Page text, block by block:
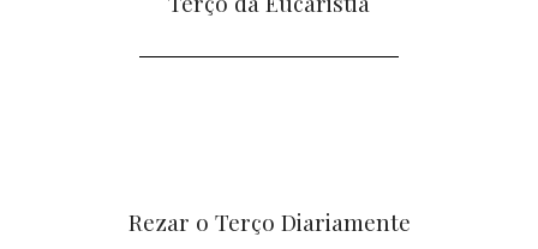
Rezar o Terço Diariamente